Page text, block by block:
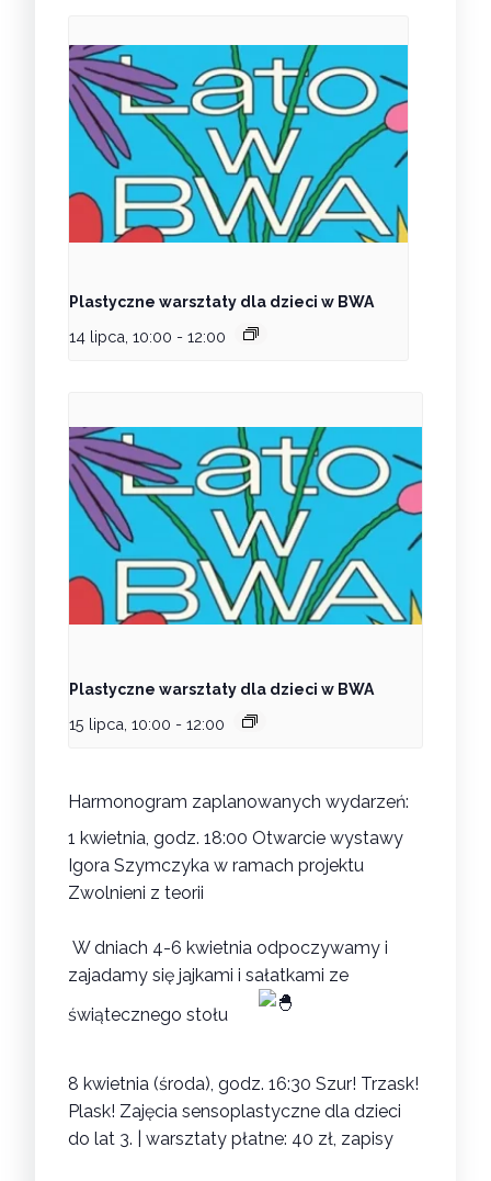
Plastyczne warsztaty dla dzieci w BWA
14 lipca, 10:00 - 12:00
Plastyczne warsztaty dla dzieci w BWA
15 lipca, 10:00 - 12:00
Harmonogram zaplanowanych wydarzeń:
1 kwietnia, godz. 18:00 Otwarcie wystawy
Igora Szymczyka w ramach projektu
Zwolnieni z teorii
W dniach 4-6 kwietnia odpoczywamy i
zajadamy się jajkami i sałatkami ze
świątecznego stołu
8 kwietnia (środa), godz. 16:30 Szur! Trzask!
Plask! Zajęcia sensoplastyczne dla dzieci
do lat 3.
| warsztaty płatne: 40 zł, zapisy